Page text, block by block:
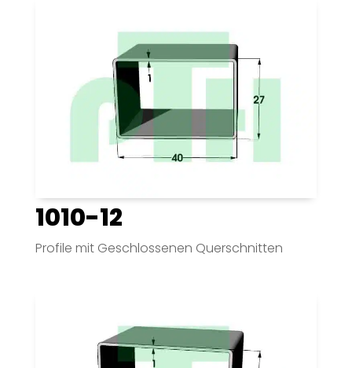
1010-12
Profile mit Geschlossenen Querschnitten